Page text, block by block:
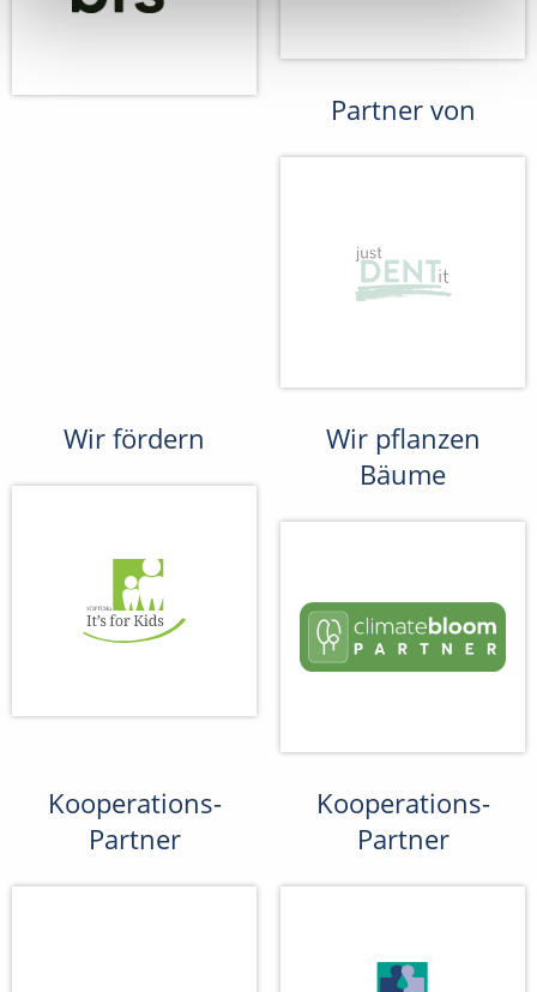
Partner von
Wir fördern
Wir pflanzen
Bäume
Kooperations-
Partner
Kooperations-
Partner